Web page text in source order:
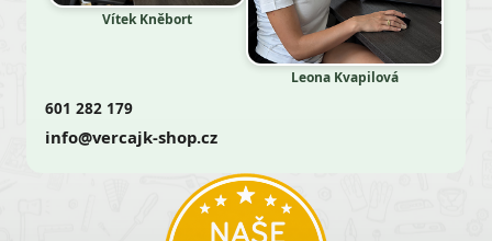
Vítek Kněbort
Leona Kvapilová
601 282 179
info@vercajk-shop.cz